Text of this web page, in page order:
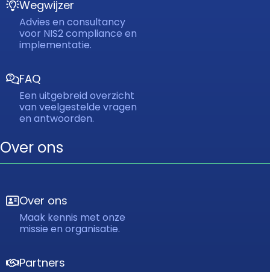
Wegwijzer
Advies en consultancy
voor NIS2 compliance en
implementatie.
FAQ
Een uitgebreid overzicht
van veelgestelde vragen
en antwoorden.
Over ons
Over ons
Maak kennis met onze
missie en organisatie.
Partners